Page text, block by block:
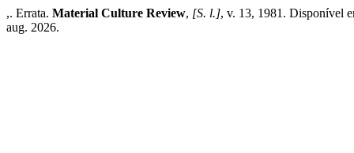
,. Errata. Material Culture Review, [S. l.], v. 13, 1981. Disponível
aug. 2026.